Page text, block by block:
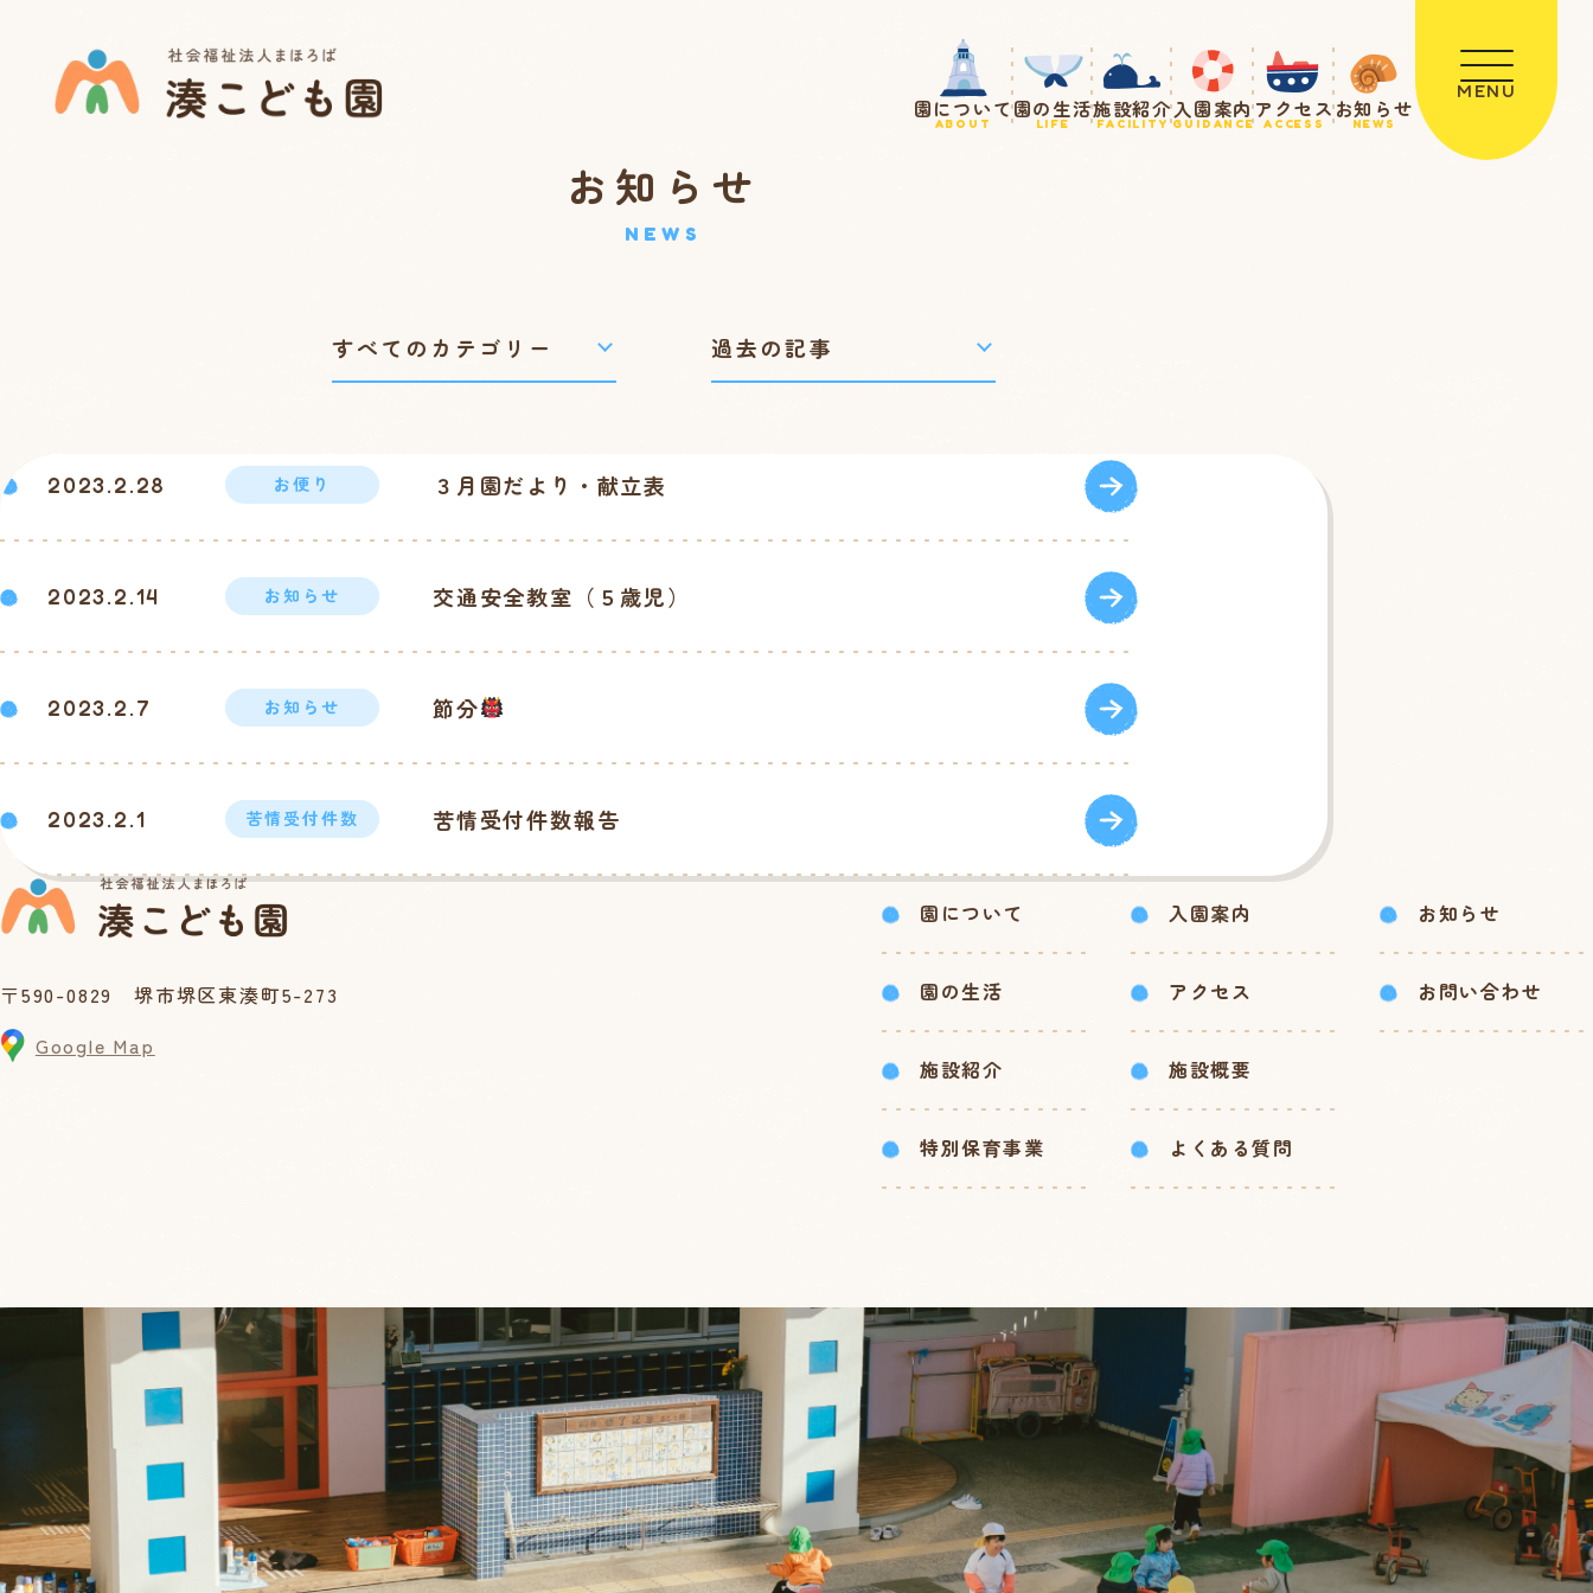
園について
ABOUT
園の生活
LIFE
施設紹介
FACILITY
入園案内
GUIDANCE
アクセス
ACCESS
お知らせ
NEWS
MENU
お知らせ
NEWS
2023.2.28 お便り ３月園だより・献立表
2023.2.14 お知らせ 交通安全教室（５歳児）
2023.2.7 お知らせ 節分
2023.2.1 苦情受付件数 苦情受付件数報告
〒590-0829 堺市堺区東湊町5-273
Google Map
園について
園の生活
施設紹介
特別保育事業
入園案内
アクセス
施設概要
よくある質問
お知らせ
お問い合わせ